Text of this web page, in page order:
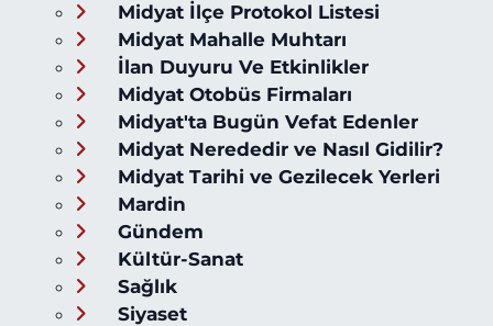
Midyat İlçe Protokol Listesi
Midyat Mahalle Muhtarı
İlan Duyuru Ve Etkinlikler
Midyat Otobüs Firmaları
Midyat'ta Bugün Vefat Edenler
Midyat Nerededir ve Nasıl Gidilir?
Midyat Tarihi ve Gezilecek Yerleri
Mardin
Gündem
Kültür-Sanat
Sağlık
Siyaset